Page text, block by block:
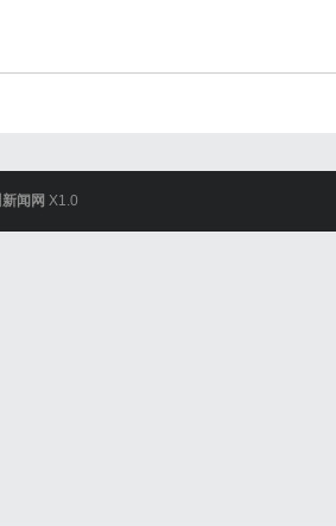
新闻网 X1.0